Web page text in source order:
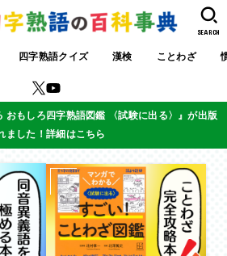
四字熟語クイズ 漢検 ことわざ
SEARCH
おもしろ四字熟語図鑑 〈試験に出る〉』が出版
ました！詳細はこちら